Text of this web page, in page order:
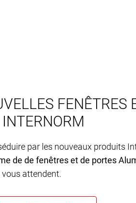
FENÊTRES
INTERNORM
par les nouveaux produits
de de fenêtres et de portes
vous attendent.